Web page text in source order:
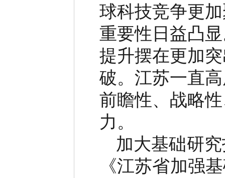
球科技竞争更
重要性日益凸
提升摆在更加
破。江苏一直
前瞻性、战略
力。
加大基础研
《江苏省加强